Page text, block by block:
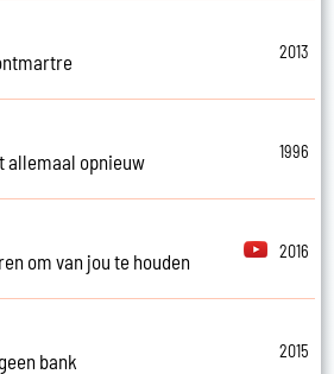
2013
allemaal opnieuw
1996
om van jou te houden
2016
bank
2015